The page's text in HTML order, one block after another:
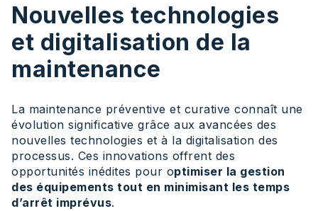
Nouvelles technologies
et digitalisation de la
maintenance
La maintenance préventive et curative connaît une
évolution significative grâce aux avancées des
nouvelles technologies et à la digitalisation des
processus. Ces innovations offrent des
opportunités inédites pour optimiser la gestion
des équipements tout en minimisant les temps
d’arrêt imprévus.